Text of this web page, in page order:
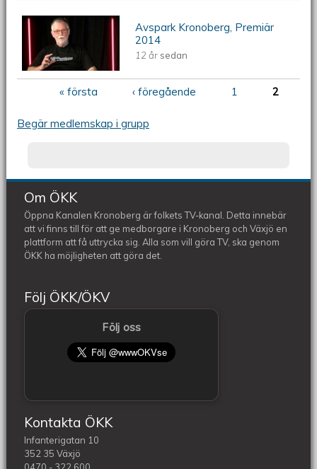
ÖKV Play - Avspark Kronoberg,
Premiär 2014
Avspark Kronoberg, Premiär
2014
12 år sedan
« första ‹ föregående 1 2
Begär medlemskap i grupp
Om ÖKK
Öppna Kanalen Kronoberg är folkets TV-kanal. Detta innebär
att vi finns till för att ge medborgare i Kronoberg och Växjö en
plattform att få uttrycka sig. Alla som vill göra TV, ska genom
ÖKK ha möjligheten att göra det.
Följ ÖKK/ÖKV
Följ oss
Kontakta ÖKK
Infanterigatan 10
352 35 Växjö